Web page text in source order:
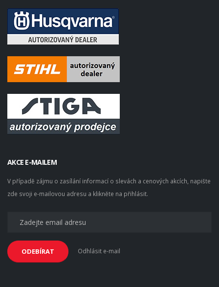
AKCE E-MAILEM
V případě zájmu o zasílání informací o slevách a cenových akcích, napište
zde svoji e-mailovou adresu a klikněte na přihlásit.
ODEBÍRAT Odhlásit e-mail